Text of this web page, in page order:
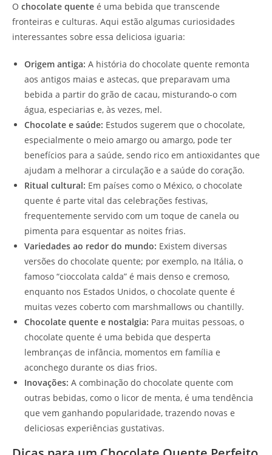
O chocolate quente é uma bebida que transcende
fronteiras e culturas. Aqui estão algumas curiosidades
interessantes sobre essa deliciosa iguaria:
Origem antiga: A história do chocolate quente remonta
aos antigos maias e astecas, que preparavam uma
bebida a partir do grão de cacau, misturando-o com
água, especiarias e, às vezes, mel.
Chocolate e saúde: Estudos sugerem que o chocolate,
especialmente o meio amargo ou amargo, pode ter
benefícios para a saúde, sendo rico em antioxidantes que
ajudam a melhorar a circulação e a saúde do coração.
Ritual cultural: Em países como o México, o chocolate
quente é parte vital das celebrações festivas,
frequentemente servido com um toque de canela ou
pimenta para esquentar as noites frias.
Variedades ao redor do mundo: Existem diversas
versões do chocolate quente; por exemplo, na Itália, o
famoso “cioccolata calda” é mais denso e cremoso,
enquanto nos Estados Unidos, o chocolate quente é
muitas vezes coberto com marshmallows ou chantilly.
Chocolate quente e nostalgia: Para muitas pessoas, o
chocolate quente é uma bebida que desperta
lembranças de infância, momentos em família e
aconchego durante os dias frios.
Inovações: A combinação do chocolate quente com
outras bebidas, como o licor de menta, é uma tendência
que vem ganhando popularidade, trazendo novas e
deliciosas experiências gustativas.